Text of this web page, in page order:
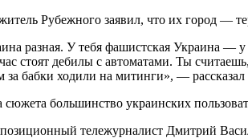
Рубежного заявил, что их город —
разная. У тебя фашистская Украина —
стоят дебилы с автоматами. Ты
за бабки ходили на митинги», — рассказал
сюжета большинство украинских
тележурналист Дмитрий